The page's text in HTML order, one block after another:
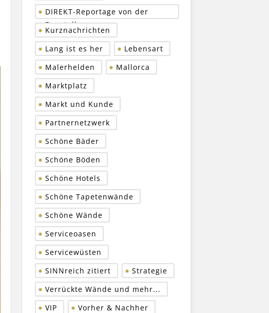
DIREKT-Reportage von der
Baustelle
Kurznachrichten
Lang ist es her
Lebensart
Malerhelden
Mallorca
Marktplatz
Markt und Kunde
Partnernetzwerk
Schöne Bäder
Schöne Böden
Schöne Hotels
Schöne Tapetenwände
Schöne Wände
Serviceoasen
Servicewüsten
SINNreich zitiert
Strategie
Verrückte Wände und mehr...
VIP
Vorher & Nachher